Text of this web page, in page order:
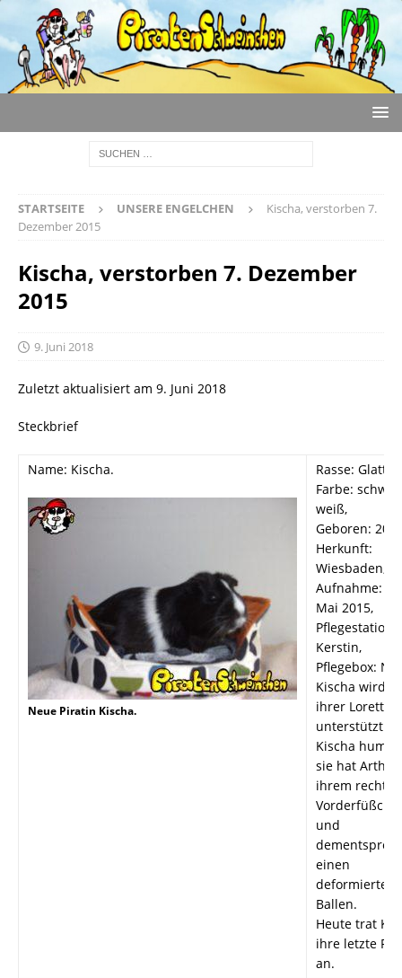
STARTSEITE UNSERE ENGELCHEN
Kischa, verstorben 7.
Dezember 2015
Kischa, verstorben 7. Dezember
2015
9. Juni 2018
Zuletzt aktualisiert am 9. Juni 2018
Steckbrief
Name: Kischa.
Neue Piratin Kischa.
Rasse:
Farbe:
weiß,
Geboren:
Herkunft:
Wiesbaden,
Aufnahme:
Mai 2015,
Pflegestation:
Kerstin,
Pflegebox:
Kischa wird
ihrer Loretta
unterstützt.
Kischa
sie hat
ihrem rechten
und
einen
deformierten
Ballen.
Heute trat
ihre letzte
an.